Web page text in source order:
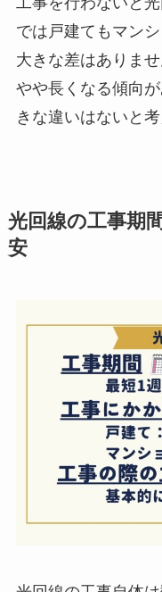
では戸建てもマン
大きな差はありま
やや長くなる傾向
きな違いはないと
光回線の工事期
安